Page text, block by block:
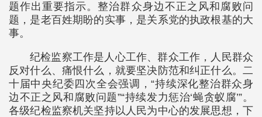
题作出重要指示。整治群众身边不正之风和腐败问
题，是老百姓期盼的实事，是关系党的执政根基的大
事。
纪检监察工作是人心工作、群众工作，人民群众
反对什么、痛恨什么，就要坚决防范和纠正什么。二
十届中央纪委四次全会强调，“持续深化整治群众身
边不正之风和腐败问题”“持续发力惩治‘蝇贪蚁腐’”。
各级纪检监察机关坚持以人民为中心的发展思想，下